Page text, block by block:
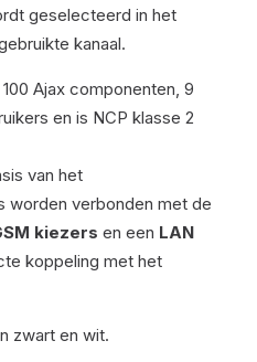
geselecteerd in het
kanaal.
Ajax componenten, 9
en is NCP klasse 2
van het
worden verbonden met de
kiezers en een LAN
koppeling met het
zwart en wit.